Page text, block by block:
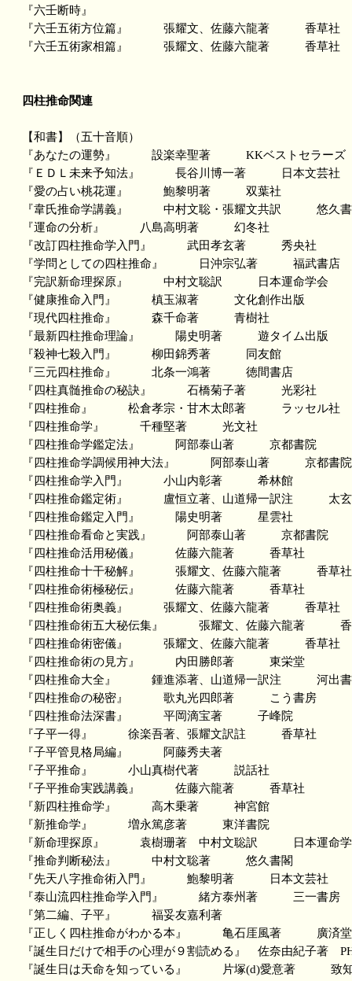
『六壬断時』
『六壬五術方位篇』 張耀文、佐藤六龍著 香草社
『六壬五術家相篇』 張耀文、佐藤六龍著 香草社
四柱推命関連
【和書】（五十音順）
『あなたの運勢』 設楽幸聖著 KKベストセラーズ
『ＥＤＬ未来予知法』 長谷川博一著 日本文芸社
『愛の占い桃花運』 鮑黎明著 双葉社
『韋氏推命学講義』 中村文聡・張耀文共訳 悠久書
『運命の分析』 八島高明著 幻冬社
『改訂四柱推命学入門』 武田孝玄著 秀央社
『学問としての四柱推命』 日沖宗弘著 福武書店
『完訳新命理探原』 中村文聡訳 日本運命学会
『健康推命入門』 槙玉淑著 文化創作出版
『現代四柱推命』 森千命著 青樹社
『最新四柱推命理論』 陽史明著 遊タイム出版
『殺神七殺入門』 柳田錦秀著 同友館
『三元四柱推命』 北条一鴻著 徳間書店
『四柱真髄推命の秘訣』 石橋菊子著 光彩社
『四柱推命』 松倉孝宗・甘木太郎著 ラッセル社
『四柱推命学』 千種堅著 光文社
『四柱推命学鑑定法』 阿部泰山著 京都書院
『四柱推命学調候用神大法』 阿部泰山著 京都書院
『四柱推命学入門』 小山内彰著 希林館
『四柱推命鑑定術』 盧恒立著、山道帰一訳注 太玄
『四柱推命鑑定入門』 陽史明著 星雲社
『四柱推命看命と実践』 阿部泰山著 京都書院
『四柱推命活用秘儀』 佐藤六龍著 香草社
『四柱推命十干秘解』 張耀文、佐藤六龍著 香草社
『四柱推命術極秘伝』 佐藤六龍著 香草社
『四柱推命術奥義』 張耀文、佐藤六龍著 香草社
『四柱推命術五大秘伝集』 張耀文、佐藤六龍著 香
『四柱推命術密儀』 張耀文、佐藤六龍著 香草社
『四柱推命術の見方』 内田勝郎著 東栄堂
『四柱推命大全』 鍾進添著、山道帰一訳注 河出書
『四柱推命の秘密』 歌丸光四郎著 こう書房
『四柱推命法深書』 平岡滴宝著 子峰院
『子平一得』 徐楽吾著、張耀文訳註 香草社
『子平管見格局編』 阿藤秀夫著
『子平推命』 小山真樹代著 説話社
『子平推命実践講義』 佐藤六龍著 香草社
『新四柱推命学』 高木乗著 神宮館
『新推命学』 増永篤彦著 東洋書院
『新命理探原』 袁樹珊著 中村文聡訳 日本運命学
『推命判断秘法』 中村文聡著 悠久書閣
『先天八字推命術入門』 鮑黎明著 日本文芸社
『泰山流四柱推命学入門』 緒方泰州著 三一書房
『第二編、子平』 福妥友嘉利著
『正しく四柱推命がわかる本』 亀石厓風著 廣済堂
『誕生日だけで相手の心理が９割読める』 佐奈由紀子著
『誕生日は天命を知っている』 片塚(d)愛意著 致知